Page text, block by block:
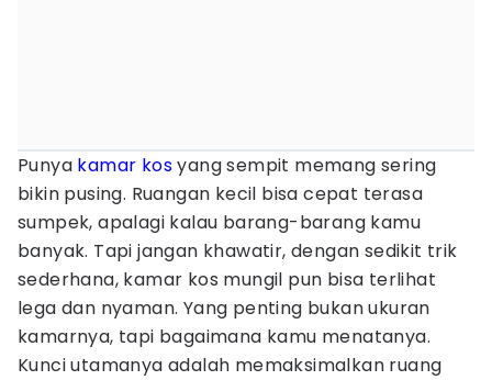
Punya kamar kosyang sempit memang sering
bikin pusing. Ruangan kecil bisa cepat terasa
sumpek, apalagi kalau barang-barang kamu
banyak. Tapi jangan khawatir, dengan sedikit trik
sederhana, kamar kos mungil pun bisa terlihat
lega dan nyaman. Yang penting bukan ukuran
kamarnya, tapi bagaimana kamu menatanya.
Kunci utamanya adalah memaksimalkan ruang